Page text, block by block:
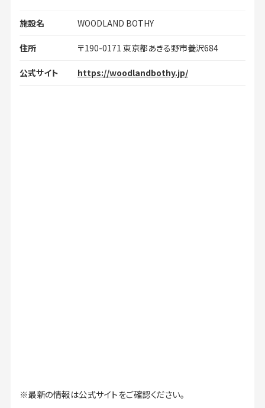
施設名 WOODLAND BOTHY
住所 〒190-0171 東京都あきる野市養沢684
公式サイト https://woodlandbothy.jp/
※最新の情報は公式サイトをご確認ください。